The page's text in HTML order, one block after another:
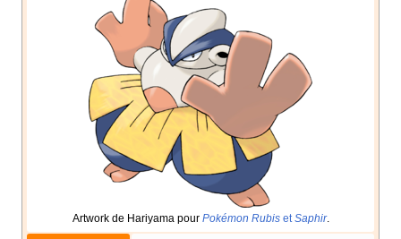
Artwork de Hariyama pour Pokémon Rubiset Saphir.